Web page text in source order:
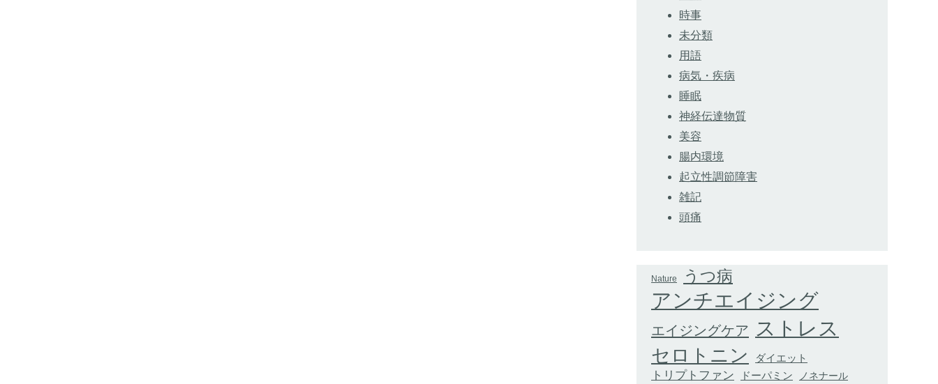
時事
未分類
用語
病気・疾病
睡眠
神経伝達物質
美容
腸内環境
起立性調節障害
雑記
頭痛
Nature うつ病
アンチエイジング
エイジングケア ストレス
セロトニン ダイエット
トリプトファン ドーパミン ノネナール